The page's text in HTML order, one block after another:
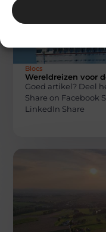
Blocs
Wereldreizen voor
Goed artikel? Deel
Share on Facebook
LinkedIn Share